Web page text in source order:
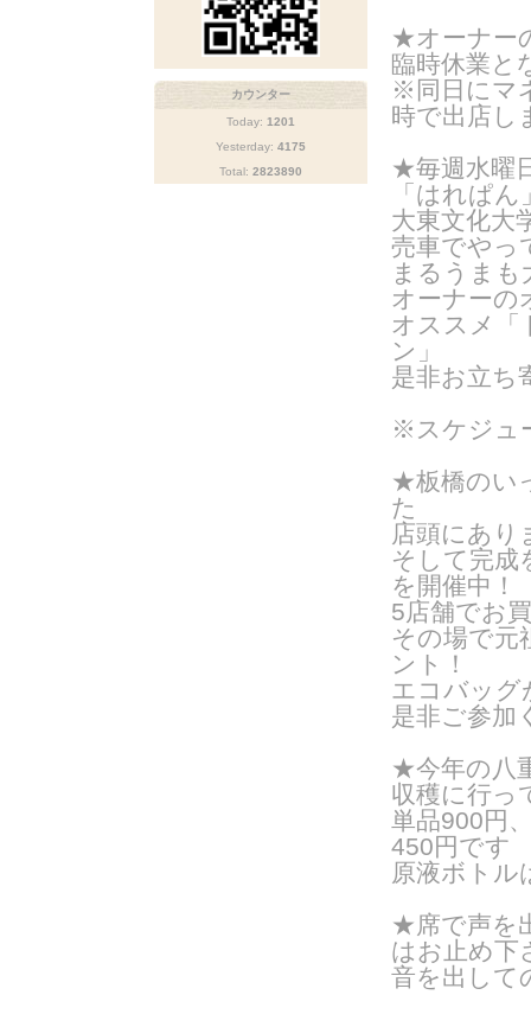
★オーナー
臨時休業と
※同日にマ
時で出店し
★毎週水曜
「はれぱ
大東文化大
売車でやっ
まるうま
オーナーの
オススメ「
ン」
是非お立ち
※スケジュ
★板橋のい
た
店頭にあり
そして完成
を開催中！
5店舗でお
その場で元
ント！
エコバッグ
是非ご参加
★今年の八
収穫に行っ
単品900円
450円です
原液ボトル
★席で声を
はお止め下
音を出して
カウンター
Today: 1201
Yesterday: 4175
Total: 2823890